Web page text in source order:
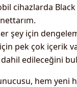
cihazlarda
şey için
pek çok içerik
edileceğini
hem yeni